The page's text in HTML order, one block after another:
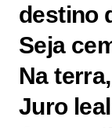
destino
Seja
Na
Juro